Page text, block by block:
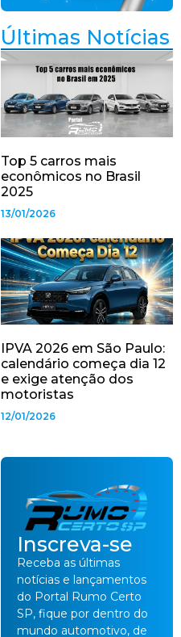
Últimas Notícias
Top 5 carros mais
econômicos no Brasil
2025
13/01/2026
IPVA 2026 em São Paulo:
calendário começa dia 12
e exige atenção dos
motoristas
12/01/2026
Inscreva-se
Receba as últimas
notícias e lançamentos
do Portal Rumo Certo
SP, fique por dentro do
mundo automotivo, de